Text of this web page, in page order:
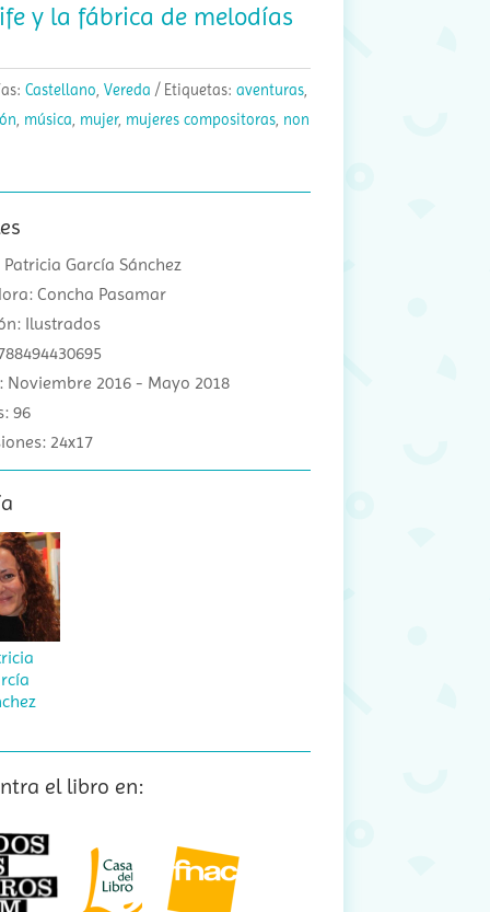
y la fábrica de melodías
Castellano Vereda Etiquetas: aventuras,
música mujer, mujeres compositoras, non
García Sánchez
Concha Pasamar
Ilustrados
Noviembre 2016 - Mayo 2018
96
24x17
el libro en: